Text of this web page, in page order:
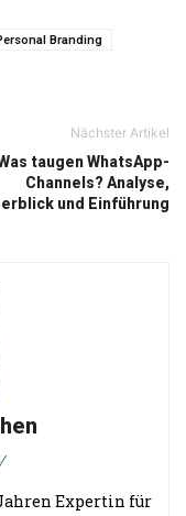
Branding
Nächster Artikel
taugen WhatsApp-
Channels? Analyse,
und Einführung
Expertin für